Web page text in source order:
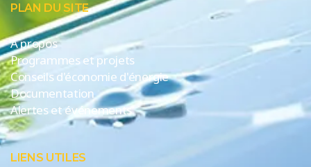
PLAN DU SITE
A propos
Programmes et projets
Conseils d'économie d'énergie
Documentation
Alertes et événements
LIENS UTILES